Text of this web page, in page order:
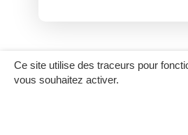
Ce site utilise des traceurs pour
vous souhaitez activer.